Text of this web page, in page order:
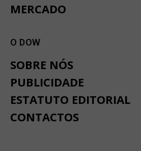
MERCADO
O DOW
SOBRE NÓS
PUBLICIDADE
ESTATUTO EDITORIAL
CONTACTOS